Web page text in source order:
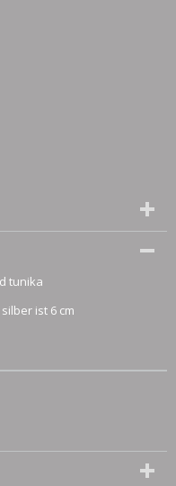
tunika
ist 6 cm